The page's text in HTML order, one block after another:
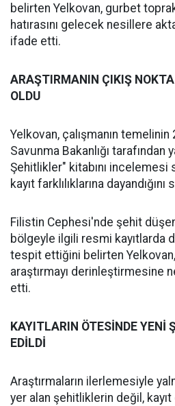
belirten Yelkovan, gurbet
hatırasını gelecek nesillere
ifade etti.
ARAŞTIRMANIN ÇIKIŞ
OLDU
Yelkovan, çalışmanın temelinin
Savunma Bakanlığı tarafından
Şehitlikler" kitabını incelemesi
kayıt farklılıklarına dayandığını
Filistin Cephesi'nde şehit
bölgeyle ilgili resmi kayıtlarda
tespit ettiğini belirten
araştırmayı derinleştirmesine
etti.
KAYITLARIN ÖTESİNDE YENİ
EDİLDİ
Araştırmaların ilerlemesiyle
yer alan şehitliklerin değil, kayıt